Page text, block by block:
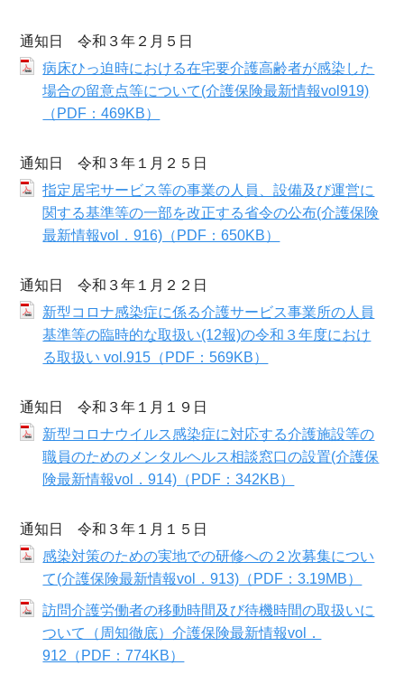
通知日 令和３年２月５日
病床ひっ迫時における在宅要介護高齢者が感染した
場合の留意点等について(介護保険最新情報vol919)
（PDF：469KB）
通知日 令和３年１月２５日
指定居宅サービス等の事業の人員、設備及び運営に
関する基準等の一部を改正する省令の公布(介護保険
最新情報vol．916)（PDF：650KB）
通知日 令和３年１月２２日
新型コロナ感染症に係る介護サービス事業所の人員
基準等の臨時的な取扱い(12報)の令和３年度におけ
る取扱い vol.915（PDF：569KB）
通知日 令和３年１月１９日
新型コロナウイルス感染症に対応する介護施設等の
職員のためのメンタルヘルス相談窓口の設置(介護保
険最新情報vol．914)（PDF：342KB）
通知日 令和３年１月１５日
感染対策のための実地での研修への２次募集につい
て(介護保険最新情報vol．913)（PDF：3.19MB）
訪問介護労働者の移動時間及び待機時間の取扱いに
ついて（周知徹底）介護保険最新情報vol．
912（PDF：774KB）